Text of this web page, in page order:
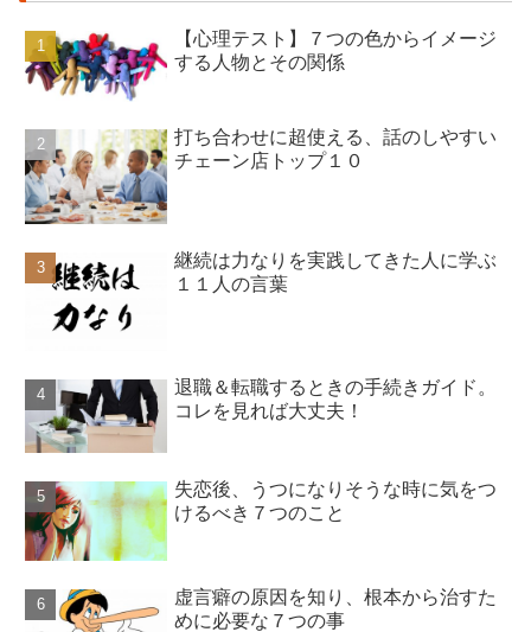
【心理テスト】７つの色からイメージ
する人物とその関係
打ち合わせに超使える、話のしやすい
チェーン店トップ１０
継続は力なりを実践してきた人に学ぶ
１１人の言葉
退職＆転職するときの手続きガイド。
コレを見れば大丈夫！
失恋後、うつになりそうな時に気をつ
けるべき７つのこと
虚言癖の原因を知り、根本から治すた
めに必要な７つの事